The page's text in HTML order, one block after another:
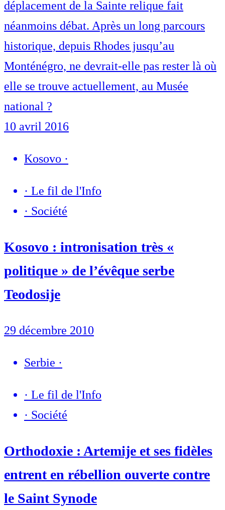
déplacement de la Sainte relique fait
néanmoins débat. Après un long parcours
historique, depuis Rhodes jusqu’au
Monténégro, ne devrait-elle pas rester là où
elle se trouve actuellement, au Musée
national ?
10 avril 2016
Kosovo ·
· Le fil de l'Info
· Société
Kosovo : intronisation très «
politique » de l’évêque serbe
Teodosije
29 décembre 2010
Serbie ·
· Le fil de l'Info
· Société
Orthodoxie : Artemije et ses fidèles
entrent en rébellion ouverte contre
le Saint Synode